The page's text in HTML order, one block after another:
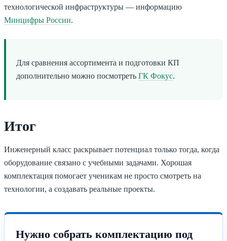
технологической инфраструктуры — информацию
Минцифры России.
Для сравнения ассортимента и подготовки КП
дополнительно можно посмотреть ГК Фокус.
Итог
Инженерный класс раскрывает потенциал только тогда, когда
оборудование связано с учебными задачами. Хорошая
комплектация помогает ученикам не просто смотреть на
технологии, а создавать реальные проекты.
Нужно собрать комплектацию под